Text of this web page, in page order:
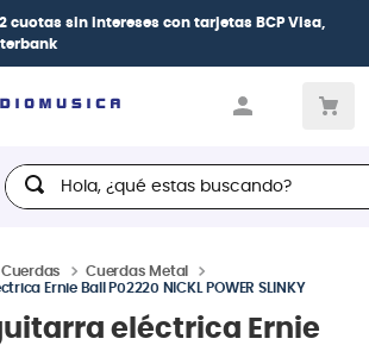
cuotas sin intereses con tarjetas BCP Visa,
Hola, ¿qué estas buscando?
Cuerdas
Cuerdas Metal
Ernie Ball P02220 NICKL POWER SLINKY
eléctrica Ernie